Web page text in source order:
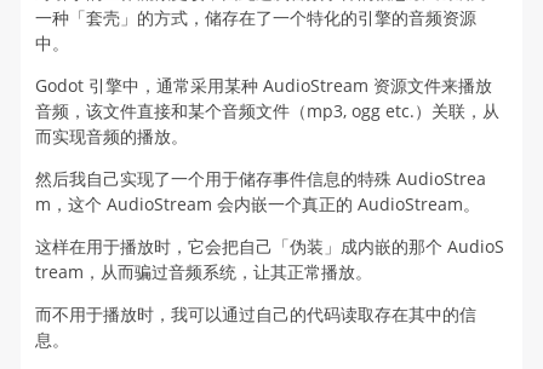
一种「套壳」的方式，储存在了一个特化的引擎的音频资源
中。
Godot 引擎中，通常采用某种 AudioStream 资源文件来播放
音频，该文件直接和某个音频文件（mp3, ogg etc.）关联，从
而实现音频的播放。
然后我自己实现了一个用于储存事件信息的特殊 AudioStrea
m，这个 AudioStream 会内嵌一个真正的 AudioStream。
这样在用于播放时，它会把自己「伪装」成内嵌的那个 AudioS
tream，从而骗过音频系统，让其正常播放。
而不用于播放时，我可以通过自己的代码读取存在其中的信
息。